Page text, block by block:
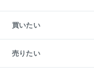
買いたい
新築・分譲マンションの購入
中古マンションの購入
一戸建ての購入
売りたい